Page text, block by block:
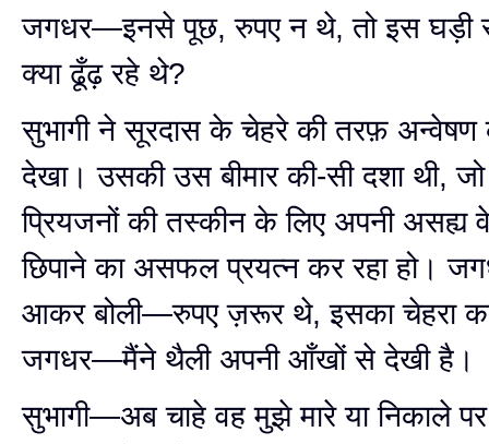
जगधर—इनसे पूछ, रुपए न थे, तो इस घड़ी
क्या ढूँढ़ रहे थे?
सुभागी ने सूरदास के चेहरे की तरफ़ अन्वेषण
देखा। उसकी उस बीमार की-सी दशा थी,
प्रियजनों की तस्कीन के लिए अपनी असह्य
छिपाने का असफल प्रयत्न कर रहा हो।
आकर बोली—रुपए ज़रूर थे, इसका चेहरा
जगधर—मैंने थैली अपनी आँखों से देखी है।
सुभागी—अब चाहे वह मुझे मारे या निकाले